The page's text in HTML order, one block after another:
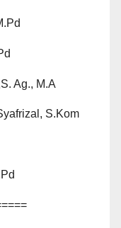
Ag., M.A
S.Kom